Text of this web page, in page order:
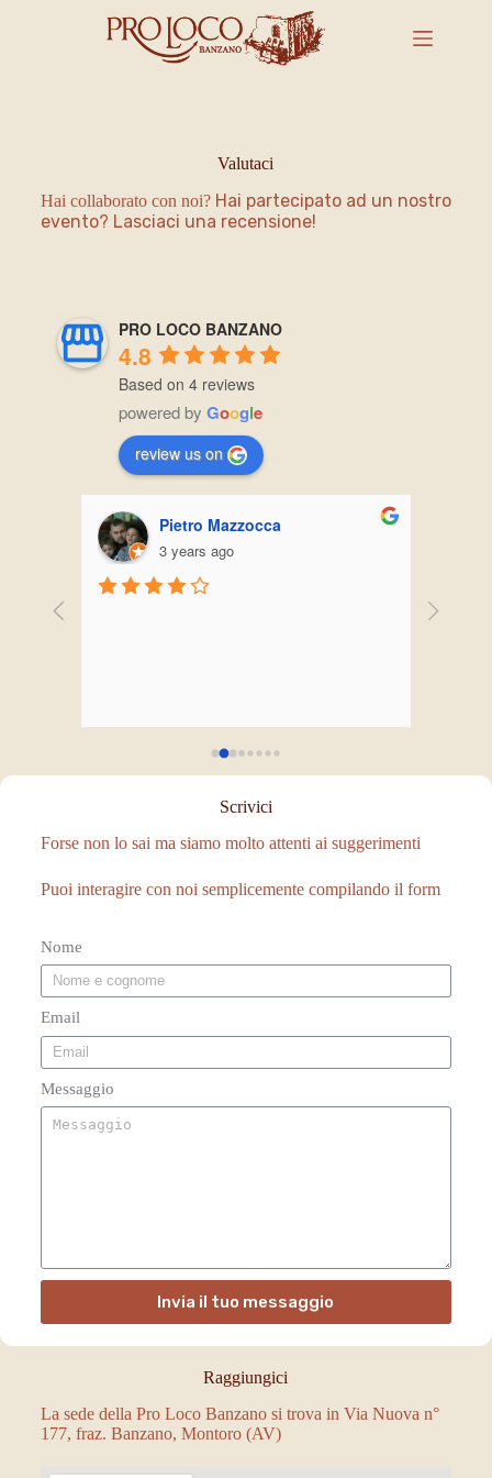
Valutaci
Hai collaborato con noi? Hai partecipato ad un nostro
evento? Lasciaci una recensione!
PRO LOCO BANZANO
4.8
Based on 4 reviews
powered by Google
review us on
Pietro Mazzocca
3 years ago
Scrivici
Forse non lo sai ma siamo molto attenti ai suggerimenti
Puoi interagire con noi semplicemente compilando il form
Nome
Email
Messaggio
Invia il tuo messaggio
Raggiungici
La sede della Pro Loco Banzano si trova in Via Nuova n°
177, fraz. Banzano, Montoro (AV)